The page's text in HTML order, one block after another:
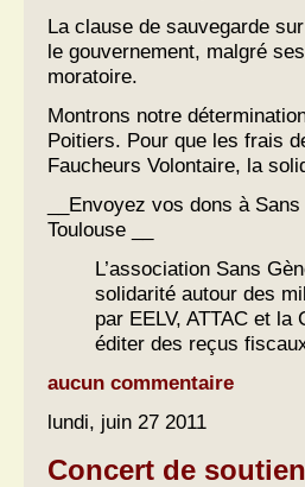
La clause de sauvegarde
le gouvernement, malgré
moratoire.
Montrons notre
Poitiers. Pour que les frais
Faucheurs Volontaire, la
__Envoyez vos dons à
Toulouse __
L’association Sans
solidarité autour des
par EELV, ATTAC et
éditer des reçus
aucun commentaire
lundi, juin 27 2011
Concert de